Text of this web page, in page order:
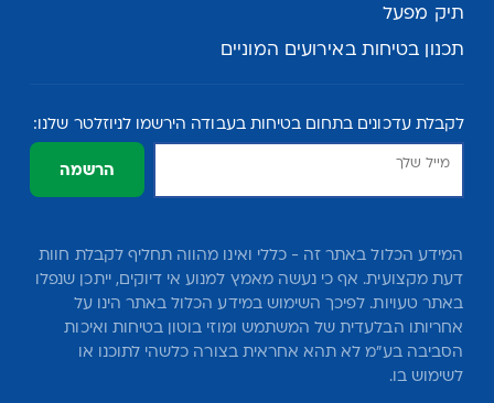
תיק מפעל
תכנון בטיחות באירועים המוניים
לקבלת עדכונים בתחום בטיחות בעבודה הירשמו לניוזלטר שלנו:
הרשמה
המידע הכלול באתר זה - כללי ואינו מהווה תחליף לקבלת חוות
דעת מקצועית. אף כי נעשה מאמץ למנוע אי דיוקים, ייתכן שנפלו
באתר טעויות. לפיכך השימוש במידע הכלול באתר הינו על
אחריותו הבלעדית של המשתמש ומוזי בוטון בטיחות ואיכות
הסביבה בע"מ לא תהא אחראית בצורה כלשהי לתוכנו או
לשימוש בו.